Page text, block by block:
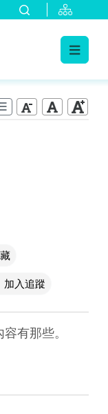
加入追蹤
有那些。